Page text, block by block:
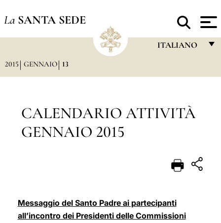
La SANTA SEDE
ITALIANO
DEUTSCH
العربيّة
中文
2015 GENNAIO 13
CALENDARIO ATTIVITÀ
GENNAIO 2015
Messaggio del Santo Padre ai partecipanti
all’incontro dei Presidenti delle Commissioni